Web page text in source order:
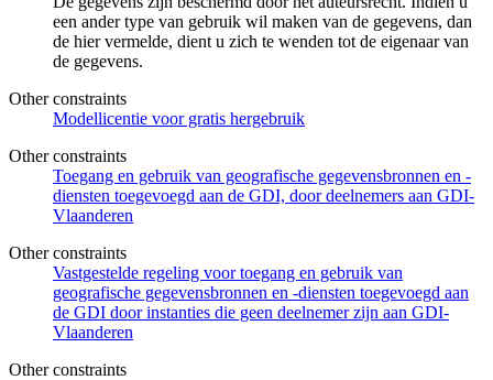
een ander type van gebruik wil maken van de gegevens, dan
de hier vermelde, dient u zich te wenden tot de eigenaar van
de gegevens.
Other constraints
Modellicentie voor gratis hergebruik
Other constraints
Toegang en gebruik van geografische gegevensbronnen en -
diensten toegevoegd aan de GDI, door deelnemers aan GDI-
Vlaanderen
Other constraints
Vastgestelde regeling voor toegang en gebruik van
geografische gegevensbronnen en -diensten toegevoegd aan
de GDI door instanties die geen deelnemer zijn aan GDI-
Vlaanderen
Other constraints